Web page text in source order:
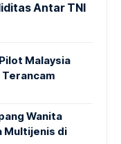
Antar TNI
Malaysia
Terancam
Wanita
Multijenis di